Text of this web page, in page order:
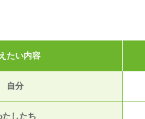
たい内容
自分
たしたち